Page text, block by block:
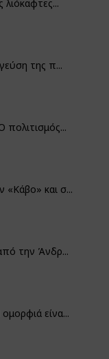
λιόκαφτες...
της π...
πολιτισμός...
«Κάβο» και σ...
την Άνδρ...
είνα...